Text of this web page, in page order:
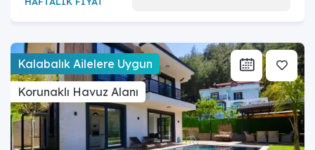
Kalabalık Ailelere Uygun
Korunaklı Havuz Alanı